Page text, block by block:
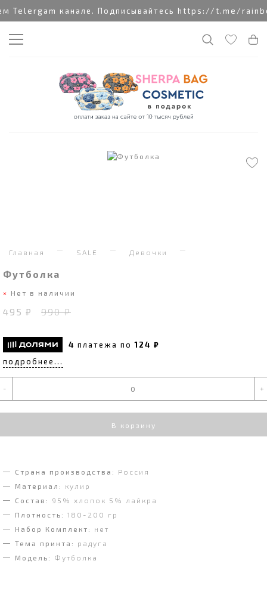
Telergam канале. Подписывайтесь https://t.me/
Главная SALE Девочки
Футболка
Нет в наличии
495 ₽ 990 ₽
4 платежа по124 ₽
подробнее...
- +
В корзину
Страна производства:
Россия
Материал:
кулир
Состав:
95% хлопок 5% лайкра
Плотность: 180-200 гр
Набор Комплект:
нет
Тема принта:
радуга
Модель:
Футболка